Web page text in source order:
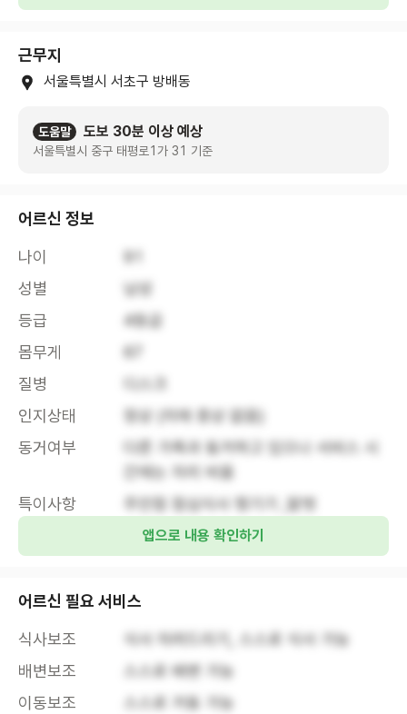
근무지
서울특별시 서초구 방배동
도움말 도보 30분 이상 예상
서울특별시 중구 태평로1가 31 기준
어르신 정보
나이
성별
남성
등급
4등급
몸무게
질병
인지상태
정상 (치매 증상 없음)
동거여부
다른 가족과 동거하고 있으나 서비스 시
간에는 자리 비움
특이사항
주안점 점심식사 챙기기 ,말벗
앱으로 내용 확인하기
어르신 필요 서비스
식사보조
식사 차려드리기, 스스로 식사 가능
배변보조
스스로 배변 가능
이동보조
스스로 거동 가능